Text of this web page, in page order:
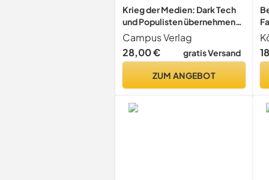
Krieg der Medien: Dark Tech
und Populisten übernehmen
die Macht
Campus Verlag
28,00 €
gratis Versand
ZUM ANGEBOT